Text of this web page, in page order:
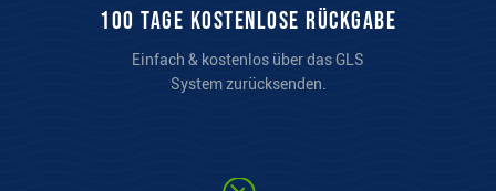
100 Tage kostenlose Rückgabe
Einfach & kostenlos über das GLS
System zurücksenden.